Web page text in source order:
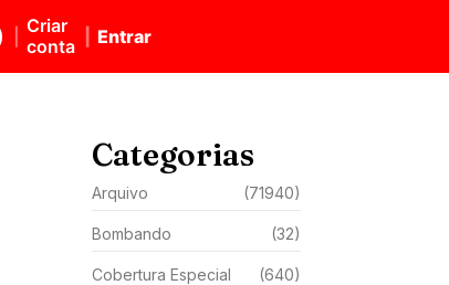
Criar
conta
Entrar
Categorias
Arquivo (71940)
Bombando (32)
Cobertura Especial (640)